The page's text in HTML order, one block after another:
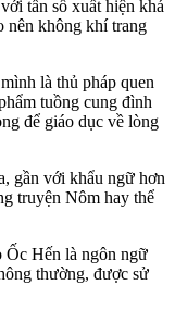
tần số xuất hiện khá
nên không khí trang
là thủ pháp quen
tuồng cung đình
để giáo dục về lòng
gần với khẩu ngữ hơn
truyện Nôm hay thể
Ốc Hến là ngôn ngữ
thường, được sử